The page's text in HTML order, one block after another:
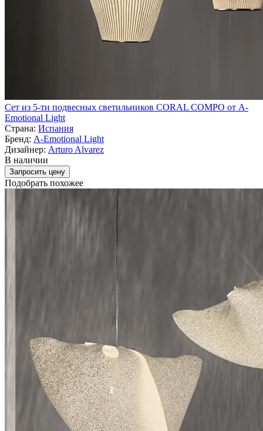
Сет из 5-ти подвесных светильников CORAL COMPO от A-
Emotional Light
Страна: Испания
Бренд: A-Emotional Light
Дизайнер: Arturo Alvarez
В наличии
Запросить цену
Подобрать похожее